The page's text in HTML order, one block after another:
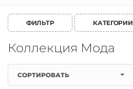
ФИЛЬТР КАТЕГОРИИ
Коллекция Мода
СОРТИРОВАТЬ